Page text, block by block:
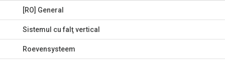
[RO] General
Sistemul cu falţ vertical
Roevensysteem